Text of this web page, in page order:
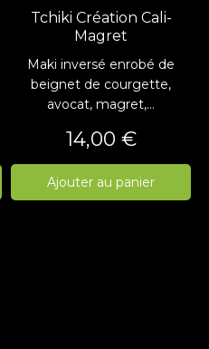
Tchiki Création Cali-
Magret
Maki inversé enrobé de
beignet de courgette,
avocat, magret,...
Prix
14,00 €
Ajouter au panier